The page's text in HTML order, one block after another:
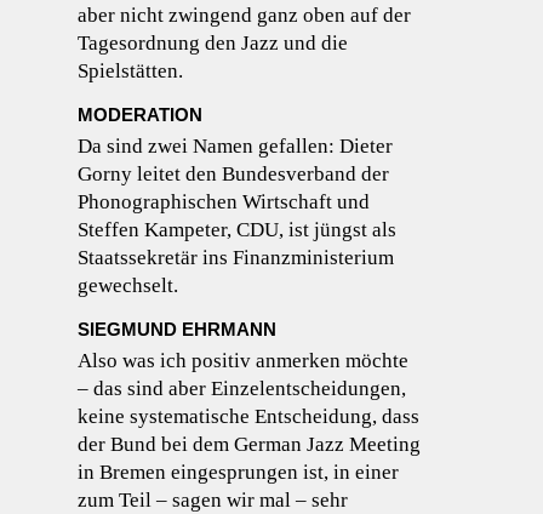
aber nicht zwingend ganz oben auf der
Tagesordnung den Jazz und die
Spielstätten.
MODERATION
Da sind zwei Namen gefallen: Dieter
Gorny leitet den Bundesverband der
Phonographischen Wirtschaft und
Steffen Kampeter, CDU, ist jüngst als
Staatssekretär ins Finanzministerium
gewechselt.
SIEGMUND EHRMANN
Also was ich positiv anmerken möchte
– das sind aber Einzelentscheidungen,
keine systematische Entscheidung, dass
der Bund bei dem German Jazz Meeting
in Bremen eingesprungen ist, in einer
zum Teil – sagen wir mal – sehr